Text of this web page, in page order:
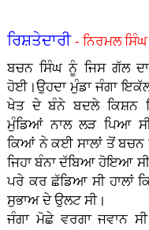
ਰਿਸ਼ਤੇਦਾਰੀ - ਨਿਰਮਲ
ਬਚਨ ਸਿੰਘ ਨੂੰ ਜਿਸ ਗੱਲ
ਹੋਈ।ਉਹਦਾ ਮੁੰਡਾ ਜੰਗਾ
ਖੇਤ ਦੇ ਬੰਨੇ ਬਦਲੇ ਕਿਸ਼ਨ
ਮੁੰਡਿਆਂ ਨਾਲ ਲੜ ਪਿਆ
ਕਿਆਂ ਨੇ ਕਈ ਸਾਲਾਂ ਤੋਂ ਬਚਨ
ਜਿਹਾ ਬੰਨਾ ਦੱਬਿਆ ਹੋਇਆ
ਪਰੇ ਕਰ ਛੱਡਿਆ ਸੀ ਹਾਲਾਂ
ਸੁਭਾਅ ਦੇ ਉਲਟ ਸੀ।
ਜੰਗਾ ਮੋਛੇ ਵਰਗਾ ਜਵਾਨ